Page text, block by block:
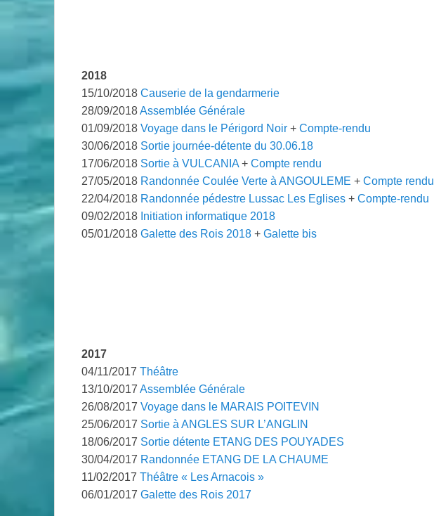
2018
15/10/2018 Causerie de la gendarmerie
28/09/2018Assemblée Générale
01/09/2018 Voyage dans le Périgord Noir + Compte-rendu
30/06/2018 Sortie journée-détente du 30.06.18
17/06/2018 Sortie à VULCANIA + Compte rendu
27/05/2018 Randonnée Coulée Verte à ANGOULEME + Compte rendu
22/04/2018 Randonnée pédestre Lussac Les Eglises + Compte-rendu
09/02/2018 Initiation informatique 2018
05/01/2018 Galette des Rois 2018 + Galette bis
2017
04/11/2017 Théâtre
13/10/2017 Assemblée Générale
26/08/2017 Voyage dans le MARAIS POITEVIN
25/06/2017 Sortie à ANGLES SUR L’ANGLIN
18/06/2017 Sortie détente ETANG DES POUYADES
30/04/2017 Randonnée ETANG DE LA CHAUME
11/02/2017 Théâtre « Les Arnacois »
06/01/2017 Galette des Rois 2017